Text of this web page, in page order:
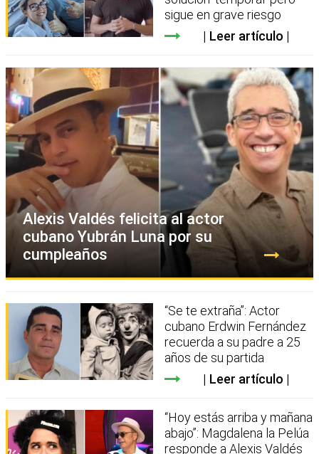
sigue en grave riesgo
Leer artículo
Alexis Valdés felicita al actor
cubano Yubrán Luna por su
cumpleaños
“Se te extraña”: Actor
cubano Erdwin Fernández
recuerda a su padre a 25
años de su partida
Leer artículo
“Hoy estás arriba y mañana
abajo”: Magdalena la Pelúa
responde a Alexis Valdés